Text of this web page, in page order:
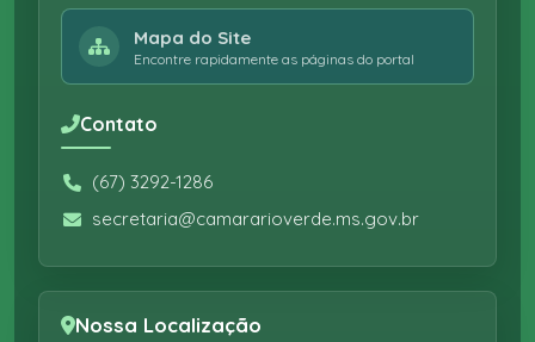
Mapa do Site
Encontre rapidamente as páginas do portal
Contato
(67) 3292-1286
secretaria@camararioverde.ms.gov.br
Nossa Localização